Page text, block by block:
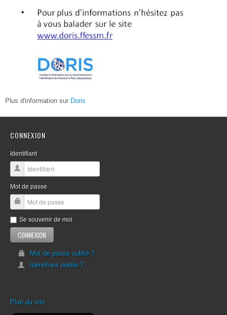
Plus d'information sur Doris
CONNEXION
Identifiant
Mot de passe
Se souvenir de moi
Mot de passe oublié ?
Identifiant oublié ?
Plan du site